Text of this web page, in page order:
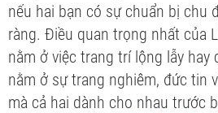
nếu hai bạn có sự chuẩn bị chu
ràng. Điều quan trọng nhất của
nằm ở việc trang trí lộng lẫy hay
nằm ở sự trang nghiêm, đức tin
mà cả hai dành cho nhau trước